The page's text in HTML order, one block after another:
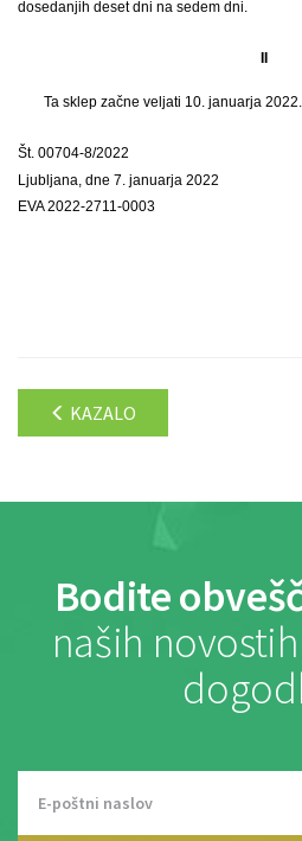
dosedanjih deset dni na sedem dni.
Ta sklep začne veljati 10. januarja 2022.
Št. 00704-8/2022
Ljubljana, dne 7. januarja 2022
EVA 2022-2711-0003
KAZALO
Bodite
naših